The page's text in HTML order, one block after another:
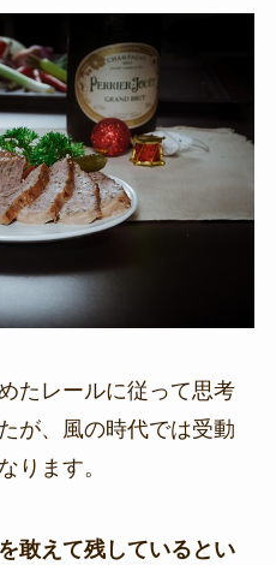
たレールに従って思考
が、風の時代では受動
ります。
敢えて残しているとい